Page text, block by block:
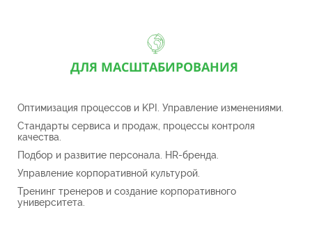
ДЛЯ МАСШТАБИРОВАНИЯ
Оптимизация процессов и KPI. Управление изменениями.
Стандарты сервиса и продаж, процессы контроля
качества.
Подбор и развитие персонала. HR-бренда.
Управление корпоративной культурой.
Тренинг тренеров и создание корпоративного
университета.